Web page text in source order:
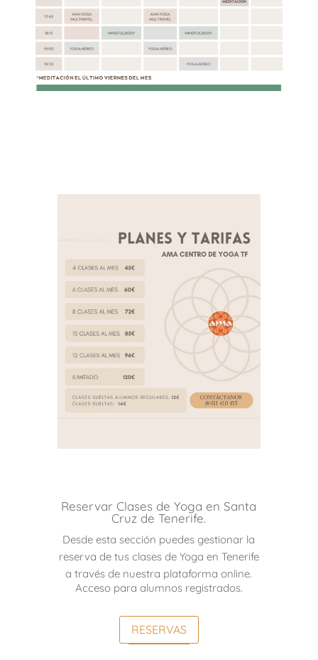
Reservar Clases de Yoga en Santa
Cruz de Tenerife.
Desde esta sección puedes gestionar la
reserva de tus clases de Yoga en Tenerife
a través de nuestra plataforma online.
Acceso para alumnos registrados.
RESERVAS